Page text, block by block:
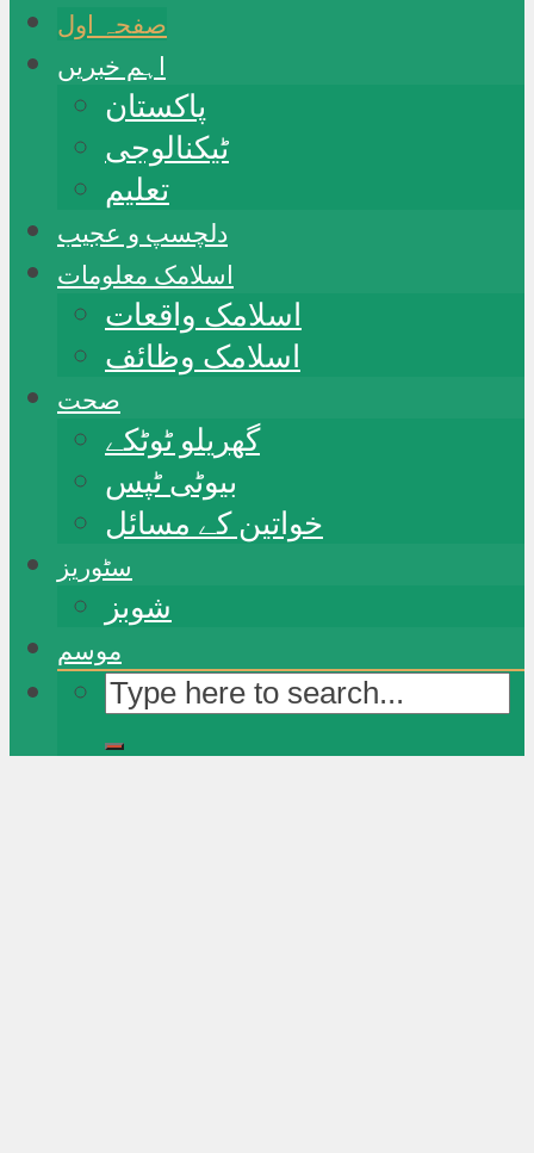
صفحہ اول
اہم خبریں
پاکستان
ٹیکنالوجی
تعلیم
دلچسپ و عجیب
اسلامک معلومات
اسلامک واقعات
اسلامک وظائف
صحت
گھریلو ٹوٹکے
بیوٹی ٹپس
خواتین کے مسائل
سٹوریز
شوبز
موسم